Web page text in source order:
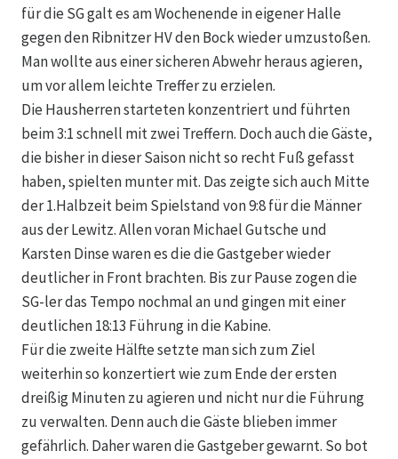
für die SG galt es am Wochenende in eigener Halle
gegen den Ribnitzer HV den Bock wieder umzustoßen.
Man wollte aus einer sicheren Abwehr heraus agieren,
um vor allem leichte Treffer zu erzielen.
Die Hausherren starteten konzentriert und führten
beim 3:1 schnell mit zwei Treffern. Doch auch die Gäste,
die bisher in dieser Saison nicht so recht Fuß gefasst
haben, spielten munter mit. Das zeigte sich auch Mitte
der 1.Halbzeit beim Spielstand von 9:8 für die Männer
aus der Lewitz. Allen voran Michael Gutsche und
Karsten Dinse waren es die die Gastgeber wieder
deutlicher in Front brachten. Bis zur Pause zogen die
SG-ler das Tempo nochmal an und gingen mit einer
deutlichen 18:13 Führung in die Kabine.
Für die zweite Hälfte setzte man sich zum Ziel
weiterhin so konzertiert wie zum Ende der ersten
dreißig Minuten zu agieren und nicht nur die Führung
zu verwalten. Denn auch die Gäste blieben immer
gefährlich. Daher waren die Gastgeber gewarnt. So bot